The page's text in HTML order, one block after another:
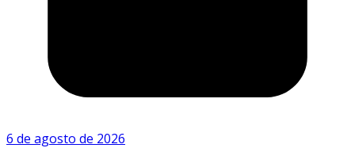
6 de agosto de 2026